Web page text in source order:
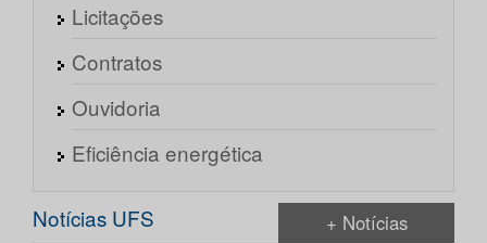
Licitações
Contratos
Ouvidoria
Eficiência energética
Notícias UFS + Notícias